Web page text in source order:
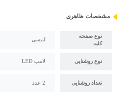
مشخصات ظاهری
نوع صفحه
کلید
لمسی
نوع روشنایی لامپ LED
تعداد روشنایی 2 عدد